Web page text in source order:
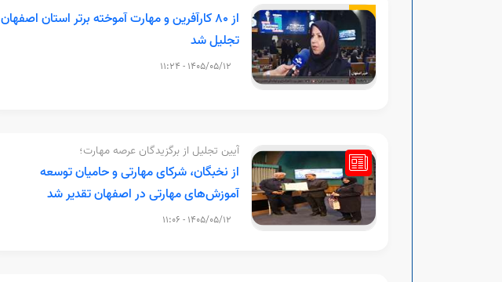
از 80 کارآفرین و مهارت آموخته برتر استان اصفهان
تجلیل شد
1405/05/12 - 11:24
آیین تجلیل از برگزیدگان عرصه مهارت؛
از نخبگان، شرکای مهارتی و حامیان توسعه
آموزش‌های مهارتی در اصفهان تقدیر شد
1405/05/12 - 11:06